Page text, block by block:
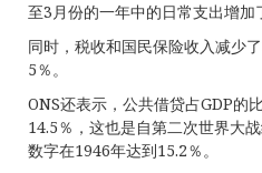
至3月份的一年中的日常支出增加
同时，税收和国民保险收入减少
5％。
ONS还表示，公共借贷占GDP的
14.5％，这也是自第二次世界大
数字在1946年达到15.2％。